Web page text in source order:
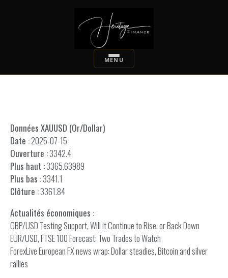
Données XAUUSD (Or/Dollar)
Date :2025-07-15
Ouverture :3342.4
Plus haut :3365.63989
Plus bas :3341.1
Clôture :3361.84
Actualités économiques :
GBP/USD Testing Support, Will it Continue to Rise, or Back Down
EUR/USD, FTSE 100 Forecast: Two Trades to Watch
ForexLive European FX news wrap: Dollar steadies, Bitcoin and silver
rallies